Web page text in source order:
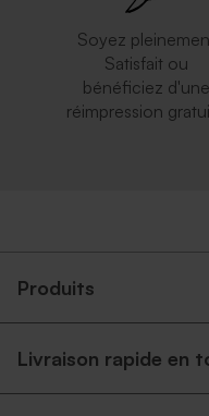
Soyez
Satisfait ou
bénéficiez d'une
réimpression
Produits
Livraison rapide en